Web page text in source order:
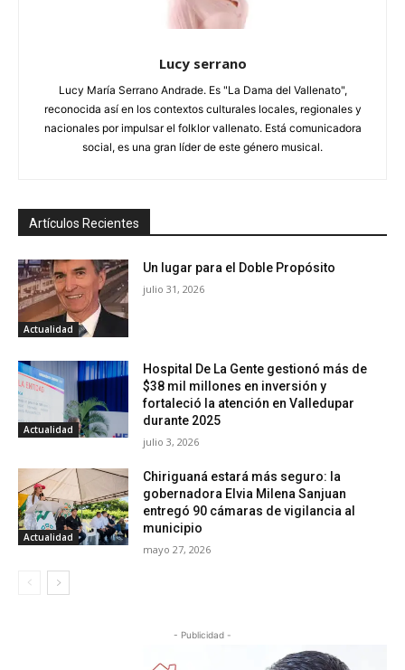
Lucy serrano
Lucy María Serrano Andrade. Es "La Dama del Vallenato",
reconocida así en los contextos culturales locales, regionales y
nacionales por impulsar el folklor vallenato. Está comunicadora
social, es una gran líder de este género musical.
Artículos Recientes
Actualidad
Un lugar para el Doble Propósito
julio 31, 2026
Actualidad
Hospital De La Gente gestionó más de
$38 mil millones en inversión y
fortaleció la atención en Valledupar
durante 2025
julio 3, 2026
Actualidad
Chiriguaná estará más seguro: la
gobernadora Elvia Milena Sanjuan
entregó 90 cámaras de vigilancia al
municipio
mayo 27, 2026
- Publicidad -